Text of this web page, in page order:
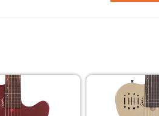
treble bass, phù hợp cho nhiều loại